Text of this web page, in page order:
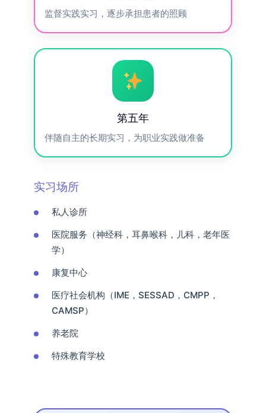
监督实践实习，逐步承担患者的照顾
第五年
伴随自主的长期实习，为职业实践做准备
实习场所
私人诊所
医院服务（神经科，耳鼻喉科，儿科，老年医
学）
康复中心
医疗社会机构（IME，SESSAD，CMPP，
CAMSP）
养老院
特殊教育学校